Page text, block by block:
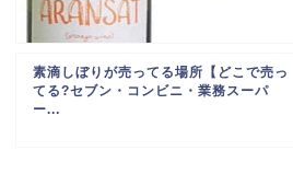
素滴しぼりが売ってる場所【どこで売っ
てる?セブン・コンビニ・業務スーパ
ー...